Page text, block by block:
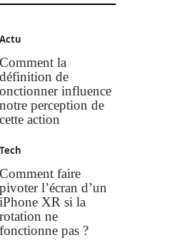
Actu
Comment la
définition de
onctionner influence
notre perception de
cette action
Tech
Comment faire
pivoter l’écran d’un
iPhone XR si la
rotation ne
fonctionne pas ?